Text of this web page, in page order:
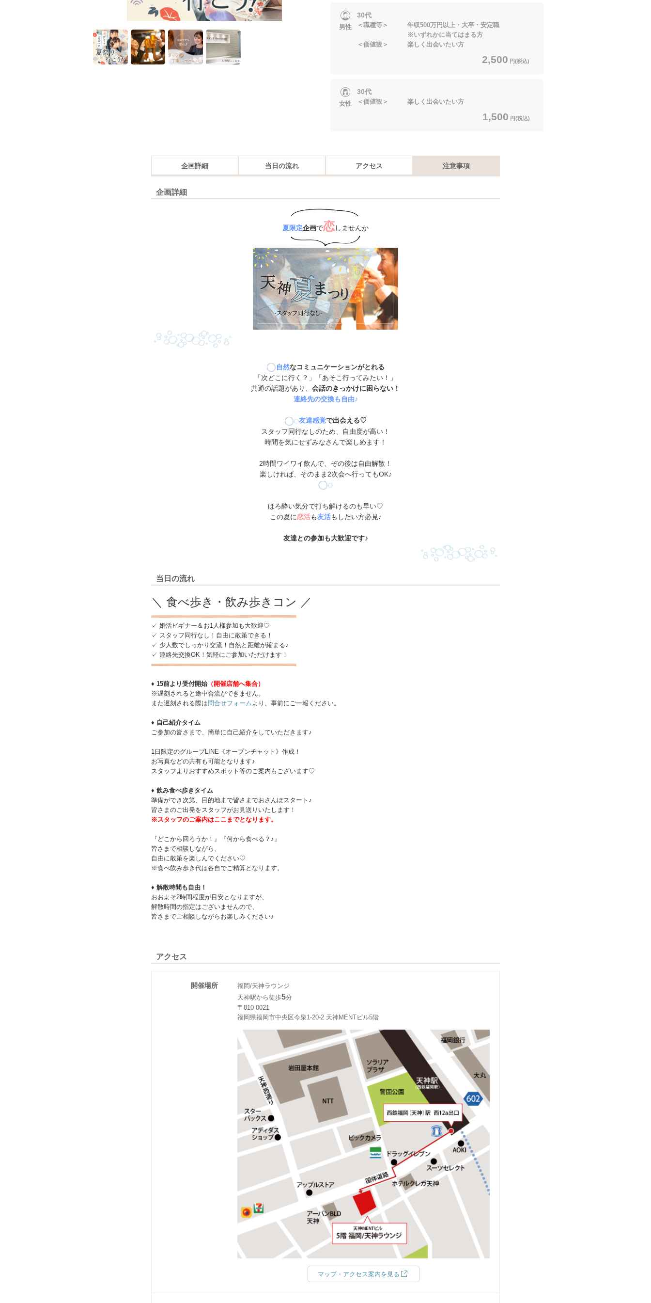
男性
30代
＜職種等＞ 年収500万円以上・大卒・安定職
※いずれかに当てはまる方
＜価値観＞ 楽しく出会いたい方
2,500 円(税込)
女性
30代
＜価値観＞ 楽しく出会いたい方
1,500 円(税込)
企画詳細 当日の流れ アクセス 注意事項
企画詳細
夏限定企画で恋しませんか
自然なコミュニケーションがとれる
「次どこに行く？」「あそこ行ってみたい！」
共通の話題があり、 会話のきっかけに困らない！
連絡先の交換も自由♪
友達感覚で出会える♡
スタッフ同行なしのため、自由度が高い！
時間を気にせずみなさんで楽しめます！
2時間ワイワイ飲んで、ぞの後は自由解散！
楽しければ、そのまま2次会へ行ってもOK♪
ほろ酔い気分で打ち解けるのも早い♡
この夏に恋活も友活もしたい方必見♪
友達との参加も大歓迎です♪
当日の流れ
＼ 食べ歩き・飲み歩きコン ／
✓ 婚活ビギナー＆お1人様参加も大歓迎♡
✓ スタッフ同行なし！自由に散策できる！
✓ 少人数でしっかり交流！自然と距離が縮まる♪
✓ 連絡先交換OK！気軽にご参加いただけます！
♦ 15前より受付開始 （開催店舗へ集合）
※遅刻されると途中合流ができません。
また遅刻される際は問合せフォーム より、事前にご一報ください。
♦ 自己紹介タイム
ご参加の皆さまで、簡単に自己紹介をしていただきます♪
1日限定のグループLINE《オープンチャット》作成！
お写真などの共有も可能となります♪
スタッフよりおすすめスポット等のご案内もございます♡
♦ 飲み食べ歩きタイム
準備ができ次第、目的地まで皆さまでおさんぽスタート♪
皆さまのご出発をスタッフがお見送りいたします！
※スタッフのご案内はここまでとなります。
『どこから回ろうか！』『何から食べる？♪』
皆さまで相談しながら、
自由に散策を楽しんでください♡
※食べ飲み歩き代は各自でご精算となります。
♦ 解散時間も自由！
おおよそ2時間程度が目安となりますが、
解散時間の指定はございませんので、
皆さまでご相談しながらお楽しみください♪
アクセス
開催場所
福岡/天神ラウンジ
天神駅から徒歩5分
〒810-0021
福岡県福岡市中央区今泉1-20-2 天神MENTビル5階
マップ・アクセス案内を見る